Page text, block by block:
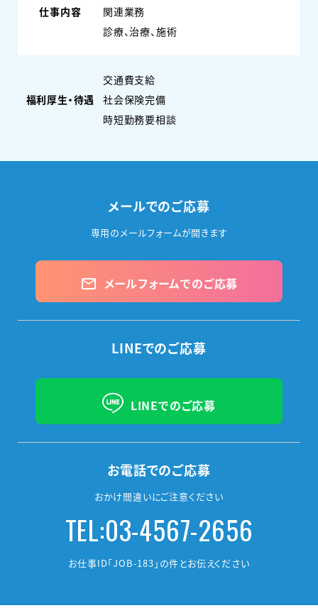
仕事内容
関連業務
診療、治療、施術
福利厚生・待遇
交通費支給
社会保険完備
時短勤務要相談
メールでのご応募
専用のメールフォームが開きます
mail_outline メールフォームでのご応募
LINEでのご応募
LINEでのご応募
お電話でのご応募
おかけ間違いにご注意ください
TEL:03-4567-2656
お仕事ID「JOB-183」の件とお伝えください